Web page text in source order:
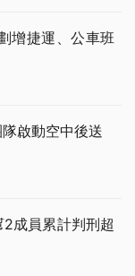
增捷運、公車班
啟動空中後送
成員累計判刑超